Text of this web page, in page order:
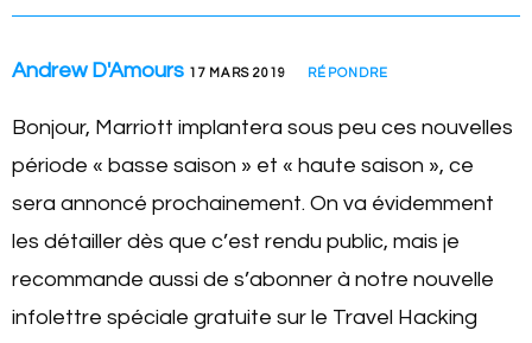
Andrew D'Amours 17 MARS 2019 RÉPONDRE
Bonjour, Marriott implantera sous peu ces nouvelles
période « basse saison » et « haute saison », ce
sera annoncé prochainement. On va évidemment
les détailler dès que c’est rendu public, mais je
recommande aussi de s’abonner à notre nouvelle
infolettre spéciale gratuite sur le Travel Hacking